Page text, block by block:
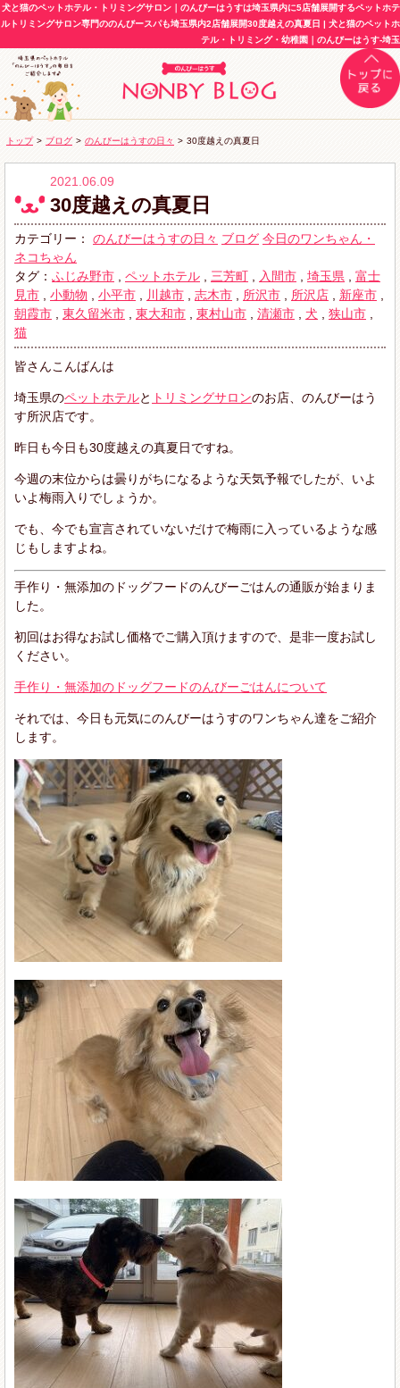
犬と猫のペットホテル・トリミングサロン｜のんびーはうすは埼玉県内に5店舗展開するペットホテ
ルトリミングサロン専門ののんびースパも埼玉県内2店舗展開30度越えの真夏日 | 犬と猫のペットホ
テル・トリミング・幼稚園｜のんびーはうす-埼玉
トップ > ブログ > のんびーはうすの日々 > 30度越えの真夏日
2021.06.09
30度越えの真夏日
カテゴリー： のんびーはうすの日々 ブログ 今日のワンちゃん・
ネコちゃん
タグ： ふじみ野市 ペットホテル 三芳町 入間市 埼玉県
富士
見市
小動物 小平市 川越市 志木市 所沢市 所沢店 新座市
朝霞市
東久留米市 東大和市 東村山市 清瀬市 犬 狭山市
猫
皆さんこんばんは
埼玉県のペットホテルと トリミングサロンのお店、のんびーはう
す所沢店です。
昨日も今日も30度越えの真夏日ですね。
今週の末位からは曇りがちになるような天気予報でしたが、いよ
いよ梅雨入りでしょうか。
でも、今でも宣言されていないだけで梅雨に入っているような感
じもしますよね。
手作り・無添加のドッグフードのんびーごはんの通販が始まりま
した。
初回はお得なお試し価格でご購入頂けますので、是非一度お試し
ください。
手作り・無添加のドッグフードのんびーごはんについて
それでは、今日も元気にのんびーはうすのワンちゃん達をご紹介
します。